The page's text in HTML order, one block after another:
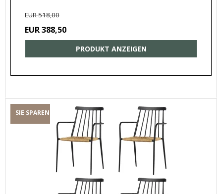
EUR 518,00
EUR 388,50
PRODUKT ANZEIGEN
SIE SPAREN